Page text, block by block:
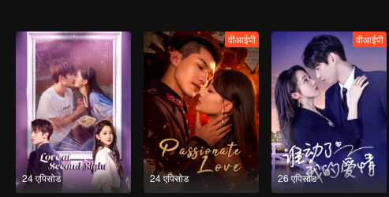
24 एपिसोड 24 एपिसोड
वीआईपी
26 एपिसोड
वीआईपी